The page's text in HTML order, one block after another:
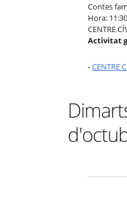
Contes
Hora:
CENTRE
Activitat
-CENTRE